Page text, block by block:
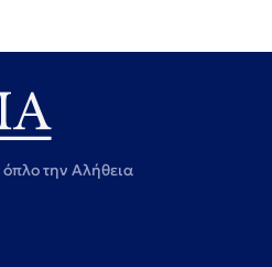
όπλο την Αλήθεια